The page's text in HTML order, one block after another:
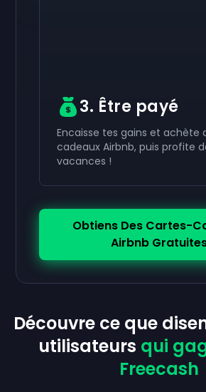
3. Être payé
Encaisse tes gains et achète
cadeaux Airbnb, puis profite
vacances !
Obtiens Des Cartes-
Airbnb
Découvre ce que
utilisateurs qui
Freecash